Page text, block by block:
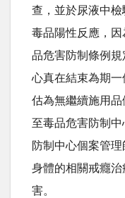
查，並於尿液中
毒品陽性反應，
品危害防制條例規
心真在結束為期
估為無繼續施用
至毒品危害防制
防制中心個案管
身體的相關戒癮
害。